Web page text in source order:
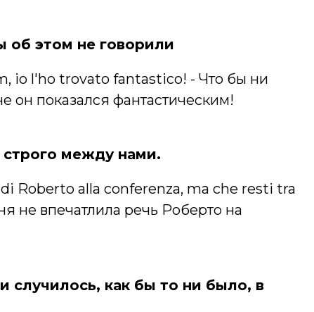
об этом не говорили
io l'ho trovato fantastico! - Что бы ни
он показался фантастическим!
между нами.
Roberto alla conferenza, ma che resti tra
не впечатлила речь Роберто на
случилось, как бы то ни было, в